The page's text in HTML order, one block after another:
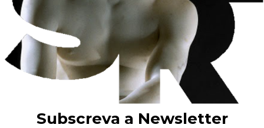
emocional – que se perdeu ou permanece distante.
Que uma obra criada no século XIX continue a servir de
referência para pensar os desafios e inquietações do presente
constitui testemunho da sua extraordinária força simbólica e
artística. No Museu Nacional Soares dos Reis, O Desterrado
permanece, assim, não apenas como uma das obras maiores da
escultura portuguesa, mas também como uma presença viva,
capaz de suscitar novas interpretações e de convocar, geração
após geração, uma reflexão sobre a experiência humana do